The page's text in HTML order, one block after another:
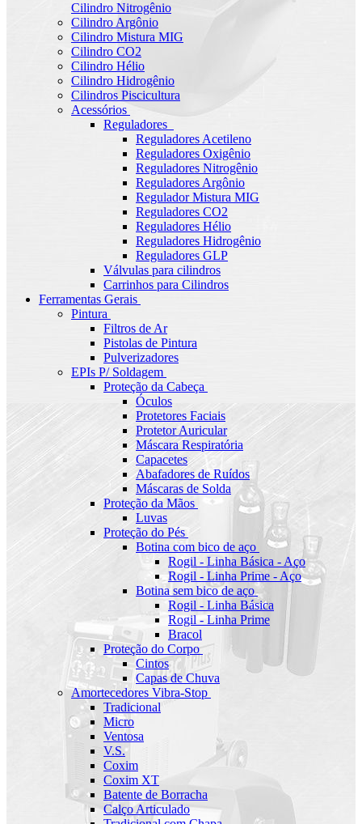
Cilindro Nitrogênio
Cilindro Argônio
Cilindro Mistura MIG
Cilindro CO2
Cilindro Hélio
Cilindro Hidrogênio
Cilindros Piscicultura
Acessórios
Reguladores
Reguladores Acetileno
Reguladores Oxigênio
Reguladores Nitrogênio
Reguladores Argônio
Regulador Mistura MIG
Reguladores CO2
Reguladores Hélio
Reguladores Hidrogênio
Reguladores GLP
Válvulas para cilindros
Carrinhos para Cilindros
Ferramentas Gerais
Pintura
Filtros de Ar
Pistolas de Pintura
Pulverizadores
EPIs P/ Soldagem
Proteção da Cabeça
Óculos
Protetores Faciais
Protetor Auricular
Máscara Respiratória
Capacetes
Abafadores de Ruídos
Máscaras de Solda
Proteção da Mãos
Luvas
Proteção do Pés
Botina com bico de aço
Rogil - Linha Básica - Aço
Rogil - Linha Prime - Aço
Botina sem bico de aço
Rogil - Linha Básica
Rogil - Linha Prime
Bracol
Proteção do Corpo
Cintos
Capas de Chuva
Amortecedores Vibra-Stop
Tradicional
Micro
Ventosa
V.S.
Coxim
Coxim XT
Batente de Borracha
Calço Articulado